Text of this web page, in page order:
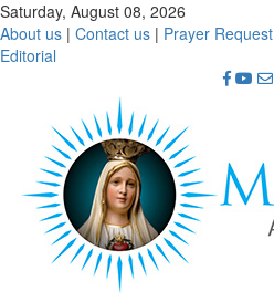
Saturday, August 08, 2026
About us | Contact us | Prayer Request
Editorial